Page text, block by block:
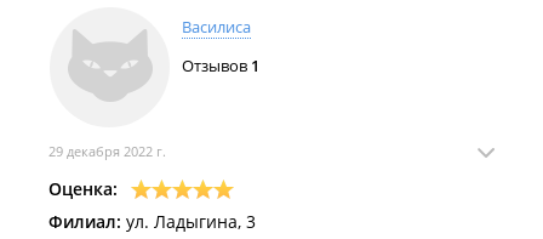
Василиса
Отзывов 1
29 декабря 2022 г.
Оценка:
Филиал: ул. Ладыгина, 3